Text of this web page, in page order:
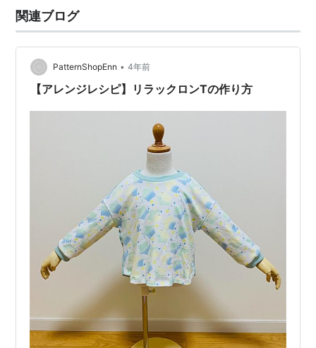
関連ブログ
PatternShopEnn • 4年前
【アレンジレシピ】リラックロンTの作り方